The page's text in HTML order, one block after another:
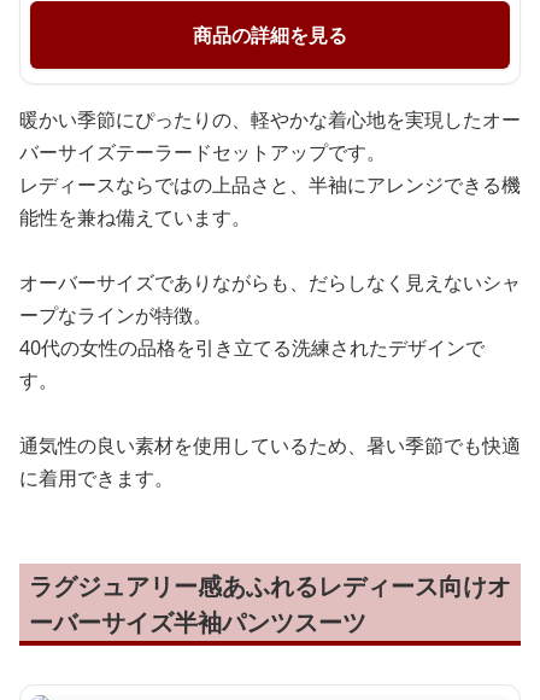
商品の詳細を見る
暖かい季節にぴったりの、軽やかな着心地を実現したオー
バーサイズテーラードセットアップです。
レディースならではの上品さと、半袖にアレンジできる機
能性を兼ね備えています。
オーバーサイズでありながらも、だらしなく見えないシャ
ープなラインが特徴。
40代の女性の品格を引き立てる洗練されたデザインで
す。
通気性の良い素材を使用しているため、暑い季節でも快適
に着用できます。
ラグジュアリー感あふれるレディース向けオ
ーバーサイズ半袖パンツスーツ